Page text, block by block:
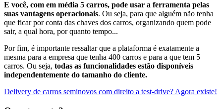
E você, com em média 5 carros, pode usar a ferramenta pelas
suas vantagens operacionais. Ou seja, para que alguém não tenha
que ficar por conta das chaves dos carros, organizando quem pode
sair, a qual hora, por quanto tempo...
Por fim, é importante ressaltar que a plataforma é exatamente a
mesma para a empresa que tenha 400 carros e para a que tem 5
carros. Ou seja, todas as funcionalidades estão disponíveis
independentemente do tamanho do cliente.
Delivery de carros seminovos com direito a test-drive? Agora existe!